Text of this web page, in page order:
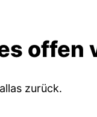
offen
zurück.